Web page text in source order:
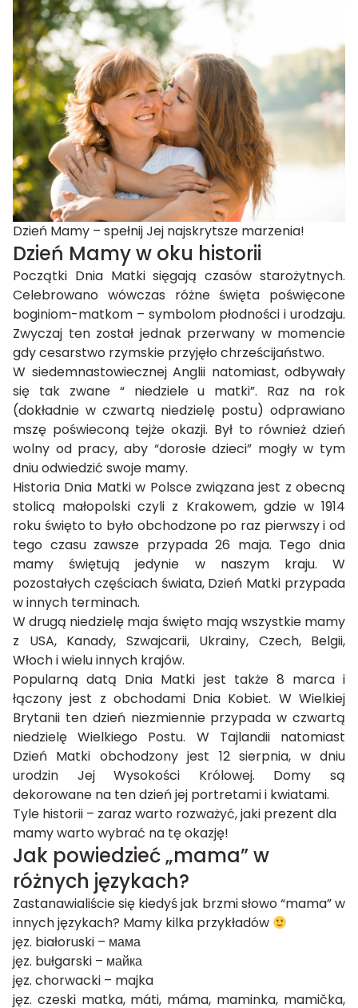
Dzień Mamy – spełnij Jej najskrytsze marzenia!
Dzień Mamy w oku historii
Początki Dnia Matki sięgają czasów starożytnych.
Celebrowano wówczas różne święta poświęcone
boginiom-matkom – symbolom płodności i urodzaju.
Zwyczaj ten został jednak przerwany w momencie
gdy cesarstwo rzymskie przyjęło chrześcijaństwo.
W siedemnastowiecznej Anglii natomiast, odbywały
się tak zwane “ niedziele u matki”. Raz na rok
(dokładnie w czwartą niedzielę postu) odprawiano
mszę poświeconą tejże okazji. Był to również dzień
wolny od pracy, aby “dorosłe dzieci” mogły w tym
dniu odwiedzić swoje mamy.
Historia Dnia Matki w Polsce związana jest z obecną
stolicą małopolski czyli z Krakowem, gdzie w 1914
roku święto to było obchodzone po raz pierwszy i od
tego czasu zawsze przypada 26 maja. Tego dnia
mamy świętują jedynie w naszym kraju. W
pozostałych częściach świata, Dzień Matki przypada
w innych terminach.
W drugą niedzielę maja święto mają wszystkie mamy
z USA, Kanady, Szwajcarii, Ukrainy, Czech, Belgii,
Włoch i wielu innych krajów.
Popularną datą Dnia Matki jest także 8 marca i
łączony jest z obchodami Dnia Kobiet. W Wielkiej
Brytanii ten dzień niezmiennie przypada w czwartą
niedzielę Wielkiego Postu. W Tajlandii natomiast
Dzień Matki obchodzony jest 12 sierpnia, w dniu
urodzin Jej Wysokości Królowej. Domy są
dekorowane na ten dzień jej portretami i kwiatami.
Tyle historii – zaraz warto rozważyć, jaki prezent dla
mamywarto wybrać na tę okazję!
Jak powiedzieć „mama” w
różnych językach?
Zastanawialiście się kiedyś jak brzmi słowo “mama” w
innych językach? Mamy kilka przykładów
jęz. białoruski – мама
jęz. bułgarski – майка
jęz. chorwacki – majka
jęz. czeski matka, máti, máma, maminka, mamička,